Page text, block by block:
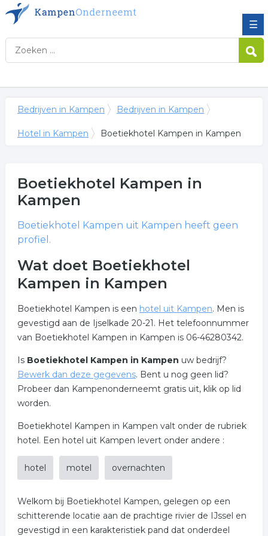
☰
Bedrijven in Kampen Bedrijven in Kampen
Hotel in Kampen Boetiekhotel Kampen in Kampen
Boetiekhotel Kampen in
Kampen
Boetiekhotel Kampen uit Kampen heeft geen
profiel.
Wat doet Boetiekhotel
Kampen in Kampen
Boetiekhotel Kampen is een hotel uit Kampen. Men is
gevestigd aan de Ijselkade 20-21. Het telefoonnummer
van Boetiekhotel Kampen in Kampen is 06-46280342.
Is Boetiekhotel Kampen in Kampen uw bedrijf?
Bewerk dan deze gegevens. Bent u nog geen lid?
Probeer dan Kampenonderneemt gratis uit, klik op lid
worden.
Boetiekhotel Kampen in Kampen valt onder de rubriek
hotel. Een hotel uit Kampen levert onder andere :
hotel motel overnachten
Welkom bij Boetiekhotel Kampen, gelegen op een
schitterende locatie aan de prachtige rivier de IJssel en
gevestigd in een karakteristiek pand dat onderdeel